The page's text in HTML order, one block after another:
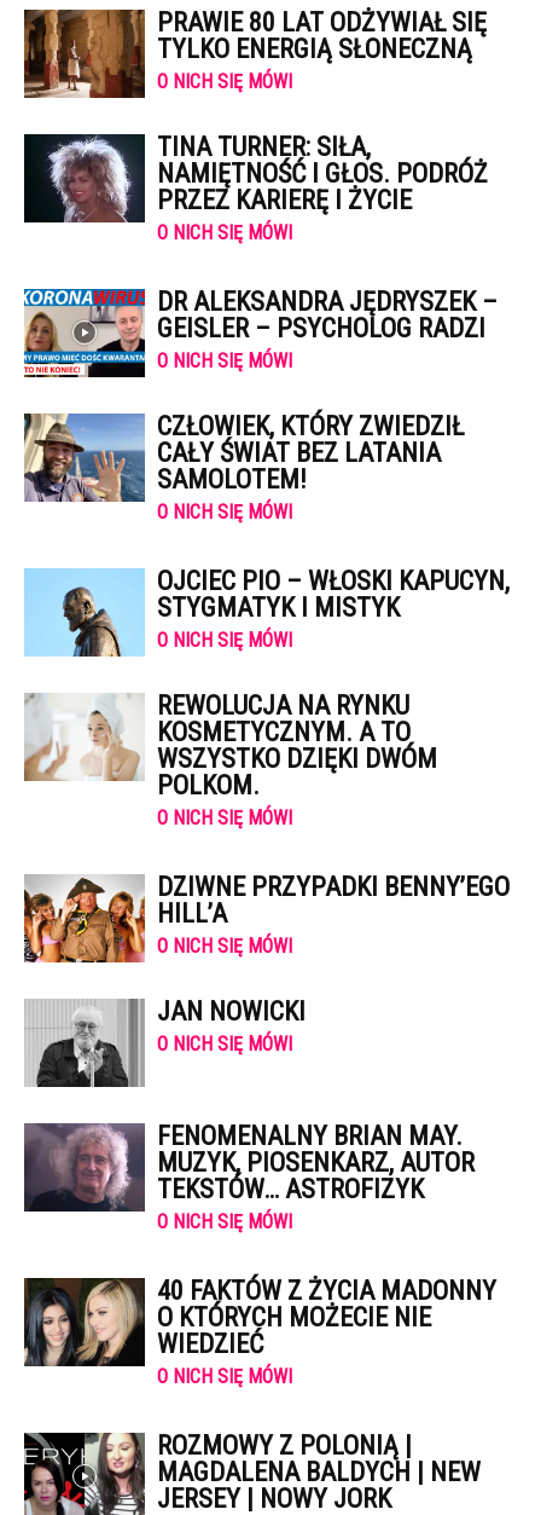
PRAWIE 80 LAT ODŻYWIAŁ SIĘ
TYLKO ENERGIĄ SŁONECZNĄ
O NICH SIĘ MÓWI
TINA TURNER: SIŁA,
NAMIĘTNOŚĆ I GŁOS. PODRÓŻ
PRZEZ KARIERĘ I ŻYCIE
O NICH SIĘ MÓWI
DR ALEKSANDRA JĘDRYSZEK –
GEISLER – PSYCHOLOG RADZI
O NICH SIĘ MÓWI
CZŁOWIEK, KTÓRY ZWIEDZIŁ
CAŁY ŚWIAT BEZ LATANIA
SAMOLOTEM!
O NICH SIĘ MÓWI
OJCIEC PIO – WŁOSKI KAPUCYN,
STYGMATYK I MISTYK
O NICH SIĘ MÓWI
REWOLUCJA NA RYNKU
KOSMETYCZNYM. A TO
WSZYSTKO DZIĘKI DWÓM
POLKOM.
O NICH SIĘ MÓWI
DZIWNE PRZYPADKI BENNY’EGO
HILL’A
O NICH SIĘ MÓWI
JAN NOWICKI
O NICH SIĘ MÓWI
FENOMENALNY BRIAN MAY.
MUZYK, PIOSENKARZ, AUTOR
TEKSTÓW… ASTROFIZYK
O NICH SIĘ MÓWI
40 FAKTÓW Z ŻYCIA MADONNY
O KTÓRYCH MOŻECIE NIE
WIEDZIEĆ
O NICH SIĘ MÓWI
ROZMOWY Z POLONIĄ |
MAGDALENA BALDYCH | NEW
JERSEY | NOWY JORK